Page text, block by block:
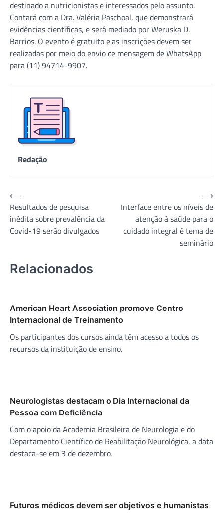
destinado a nutricionistas e interessados pelo assunto.
Contará com a Dra. Valéria Paschoal, que demonstrará
evidências científicas, e será mediado por Weruska D.
Barrios. O evento é gratuito e as inscrições devem ser
realizadas por meio do envio de mensagem de WhatsApp
para (11) 94714-9907.
Redação
Navegação
de
Post
⟵
Resultados de pesquisa
inédita sobre prevalência da
Covid-19 serão divulgados
Interface entre os níveis de
atenção à saúde para o
cuidado integral é tema de
seminário
⟶
Relacionados
American Heart Association promove Centro
Internacional de Treinamento
Os participantes dos cursos ainda têm acesso a todos os
recursos da instituição de ensino.
Neurologistas destacam o Dia Internacional da
Pessoa com Deficiência
Com o apoio da Academia Brasileira de Neurologia e do
Departamento Científico de Reabilitação Neurológica, a data
destaca-se em 3 de dezembro.
Futuros médicos devem ser objetivos e humanistas